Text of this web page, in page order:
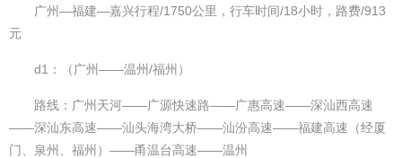
广州—福建—嘉兴行程/1750公里，行车时间/18小时，路费/913
元
d1：（广州——温州/福州）
路线：广州天河——广源快速路——广惠高速——深汕西高速
——深汕东高速——汕头海湾大桥——汕汾高速——福建高速（经厦
门、泉州、福州）——甬温台高速——温州